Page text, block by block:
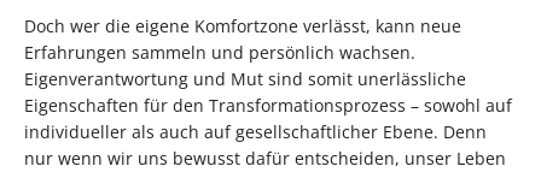
Doch wer die eigene Komfortzone verlässt, kann neue
Erfahrungen sammeln und persönlich wachsen.
Eigenverantwortung und Mut sind somit unerlässliche
Eigenschaften für den Transformationsprozess – sowohl auf
individueller als auch auf gesellschaftlicher Ebene. Denn
nur wenn wir uns bewusst dafür entscheiden, unser Leben